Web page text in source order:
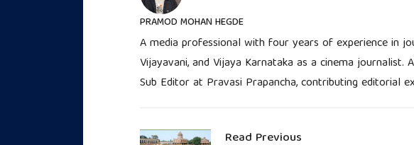
PRAMOD MOHAN HEGDE
A media professional with four years of experience in
Vijayavani, and Vijaya Karnataka as a cinema
Sub Editor at Pravasi Prapancha, contributing editorial
Read Previous